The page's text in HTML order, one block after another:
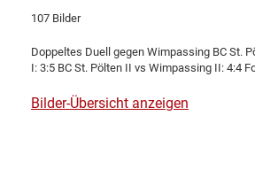
107 Bilder
Doppeltes Duell gegen Wimpassing BC St.
I: 3:5 BC St. Pölten II vs Wimpassing II: 4:4
Bilder-Übersicht anzeigen